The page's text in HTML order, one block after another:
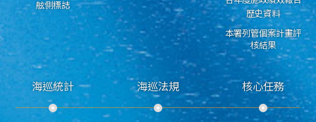
舷側標誌
歷史資料
本署列管個案計畫評
核結果
海巡統計 海巡法規 核心任務